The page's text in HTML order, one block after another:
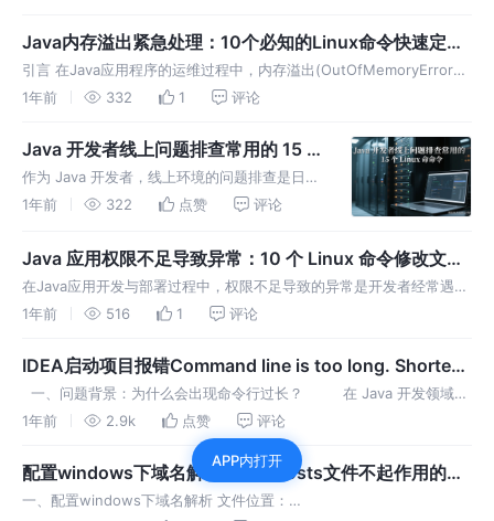
题的异常
Java内存溢出紧急处理：10个必知的Linux命令快速定位
OOM
引言 在Java应用程序的运维过程中，内存溢出(OutOfMemoryError，
简称OOM)是最常见也是最棘手的问题之一。当Java应用程序耗尽了所
1年前 332 1 评论
Java 开发者线上问题排查常用的 15 个
Linux 命令
作为 Java 开发者，线上环境的问题排查是日常
工作的重要组成部分。熟练掌握 Linux 命令能
误、性能瓶颈等核心问题。本文结合 Java 应用
1年前 322 点赞 评论
Java 应用权限不足导致异常：10 个 Linux 命令修改文件
与目录权限
在Java应用开发与部署过程中，权限不足导致的异常是开发者经常遇到
的“拦路虎”。在Linux系统环境下，Java应用需要对相关文件和目录具
1年前 516 1 评论
IDEA启动项目报错Command line is too long. Shorten
command line for XXXApplication
​ 一、问题背景：为什么会出现命令行过长？ 在 Java 开发领域，
IntelliJ IDEA 凭借其强大的功能和便捷的操作，成为了绝大多数开发者
的首选 IDE。然而，当我们在启动大
1年前 2.9k 点赞 评论
配置windows下域名解析及修改hosts文件不起作用的问
题
一、配置windows下域名解析 文件位置：
APP内打开